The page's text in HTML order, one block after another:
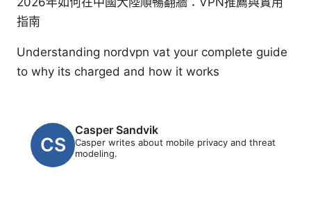
指南
Understanding nordvpn vat your complete guide
to why its charged and how it works
Casper Sandvik
Casper writes about mobile privacy and threat
modeling.